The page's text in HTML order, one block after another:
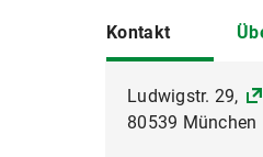
Kontakt
Ludwigstr. 29,
80539 München